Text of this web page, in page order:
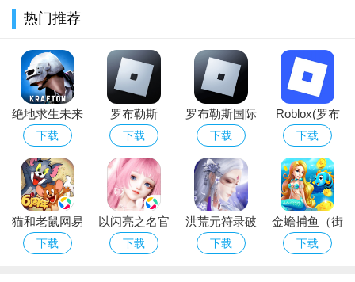
热门推荐
绝地求生未来
之役(NEW
STATE
Mobile)官方版
下载2026最新
下载
罗布勒斯
Roblox正版手
机下载2026最
新免费版
下载
罗布勒斯国际
服中文版下载
2026安卓最新
版（Roblox国
际服）
下载
Roblox(罗布
乐思)下载国
际服2026最新
手机版
下载
猫和老鼠网易
官方手游下载
下载
以闪亮之名官
服正版下载最
下载
洪荒元符录破
解版
下载
金蟾捕鱼（街
机回归版）下
下载